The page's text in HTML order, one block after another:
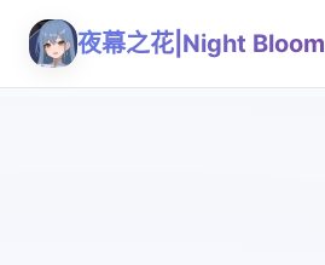
夜幕之花|Night Bloom